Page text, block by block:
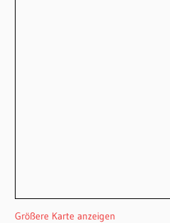
Größere Karte anzeigen